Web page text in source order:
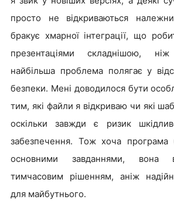
просто не відкриваються
бракує хмарної інтеграції, що
презентаціями складнішою,
найбільша проблема полягає у
безпеки. Мені доводилося бути
тим, які файли я відкриваю чи які
оскільки завжди є ризик
забезпечення. Тож хоча програма
основними завданнями, вона
тимчасовим рішенням, аніж
для майбутнього.